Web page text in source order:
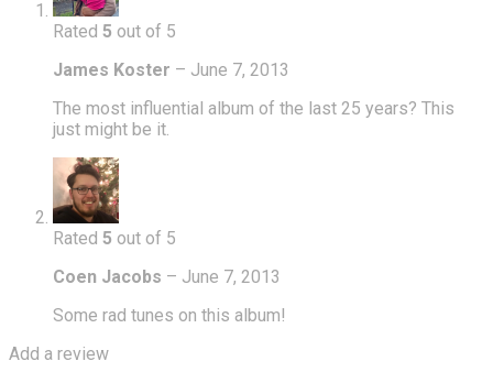
Rated 5 out of 5
James Koster – June 7, 2013
The most influential album of the last 25 years? This
just might be it.
Rated 5 out of 5
Coen Jacobs – June 7, 2013
Some rad tunes on this album!
Add a review